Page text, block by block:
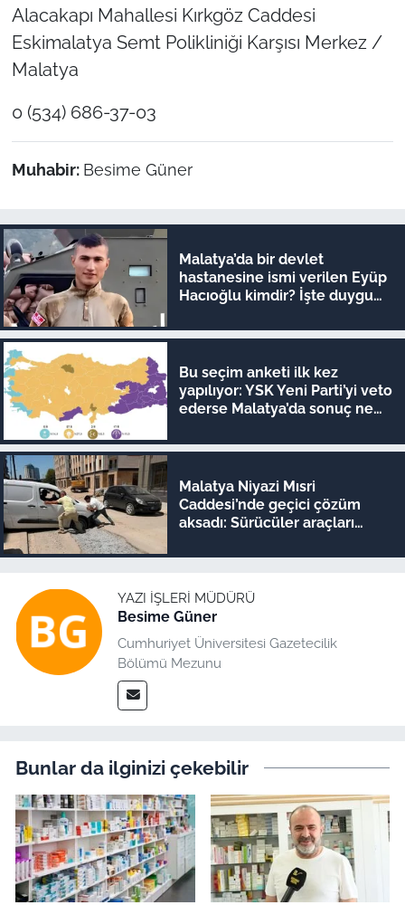
Alacakapı Mahallesi Kırkgöz Caddesi
Eskimalatya Semt Polikliniği Karşısı Merkez /
Malatya
0 (534) 686-37-03
Muhabir: Besime Güner
Malatya’da bir devlet
hastanesine ismi verilen Eyüp
Hacıoğlu kimdir? İşte duygu
Bu seçim anketi ilk kez
yapılıyor: YSK Yeni Parti’yi veto
ederse Malatya’da sonuç ne
Malatya Niyazi Mısri
Caddesi’nde geçici çözüm
aksadı: Sürücüler araçları
YAZI İŞLERI MÜDÜRÜ
Besime Güner
Cumhuriyet Üniversitesi Gazetecilik
Bölümü Mezunu
Bunlar da ilginizi çekebilir